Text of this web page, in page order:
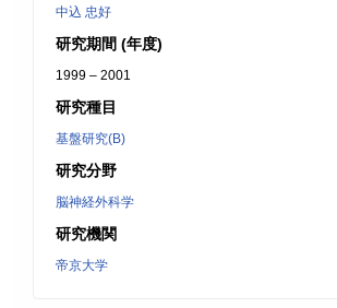
中込 忠好
研究期間 (年度)
1999 – 2001
研究種目
基盤研究(B)
研究分野
脳神経外科学
研究機関
帝京大学